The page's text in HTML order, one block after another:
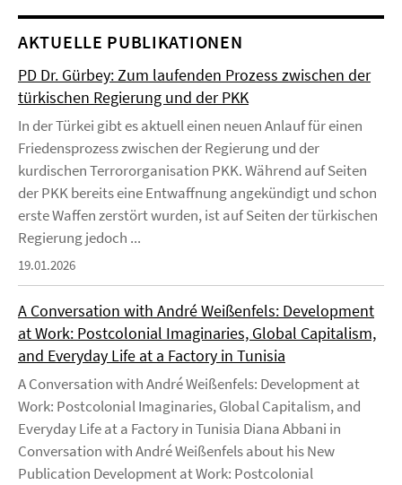
AKTUELLE PUBLIKATIONEN
PD Dr. Gürbey: Zum laufenden Prozess zwischen der
türkischen Regierung und der PKK
In der Türkei gibt es aktuell einen neuen Anlauf für einen
Friedensprozess zwischen der Regierung und der
kurdischen Terrororganisation PKK. Während auf Seiten
der PKK bereits eine Entwaffnung angekündigt und schon
erste Waffen zerstört wurden, ist auf Seiten der türkischen
Regierung jedoch ...
19.01.2026
A Conversation with André Weißenfels: Development
at Work: Postcolonial Imaginaries, Global Capitalism,
and Everyday Life at a Factory in Tunisia
A Conversation with André Weißenfels: Development at
Work: Postcolonial Imaginaries, Global Capitalism, and
Everyday Life at a Factory in Tunisia Diana Abbani in
Conversation with André Weißenfels about his New
Publication Development at Work: Postcolonial